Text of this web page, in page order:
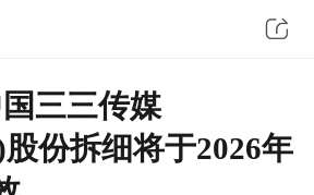
三三传媒
份拆细将于2026年